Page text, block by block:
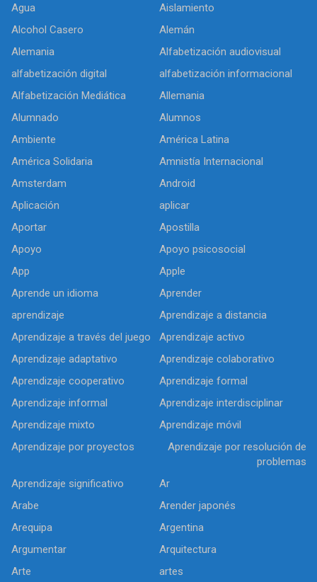
Agua
Aislamiento
Alcohol Casero
Alemán
Alemania
Alfabetización audiovisual
alfabetización digital
alfabetización informacional
Alfabetización Mediática
Allemania
Alumnado
Alumnos
Ambiente
América Latina
América Solidaria
Amnistía Internacional
Amsterdam
Android
Aplicación
aplicar
Aportar
Apostilla
Apoyo
Apoyo psicosocial
App
Apple
Aprende un idioma
Aprender
aprendizaje
Aprendizaje a distancia
Aprendizaje a través del juego
Aprendizaje activo
Aprendizaje adaptativo
Aprendizaje colaborativo
Aprendizaje cooperativo
Aprendizaje formal
Aprendizaje informal
Aprendizaje interdisciplinar
Aprendizaje mixto
Aprendizaje móvil
Aprendizaje por proyectos
Aprendizaje por resolución de
problemas
Aprendizaje significativo
Ar
Arabe
Arender japonés
Arequipa
Argentina
Argumentar
Arquitectura
Arte
artes